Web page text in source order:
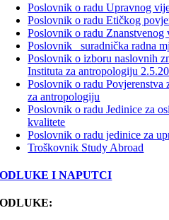
Poslovnik o radu Upravnog
Poslovnik o radu Etičkog
Poslovnik o radu Znanstvenog
Poslovnik _suradnička radna
Poslovnik o izboru naslovnih
Instituta za antropologiju
Poslovnik o radu Povjerenstva
za antropologiju
Poslovnik o radu Jedinice za
kvalitete
Poslovnik o radu jedinice za
Troškovnik Study Abroad
ODLUKE I NAPUTCI
ODLUKE: